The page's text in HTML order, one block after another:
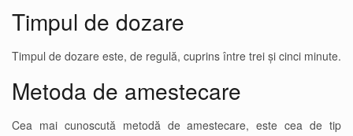
Timpul de dozare
Timpul de dozare este, de regulă, cuprins între trei și cinci minute.
Metoda de amestecare
Cea mai cunoscută metodă de amestecare, este cea de tip